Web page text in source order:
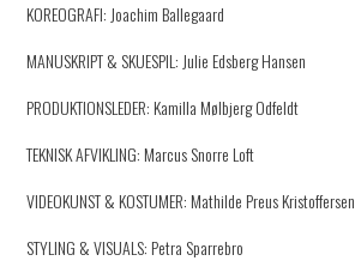
KOREOGRAFI: Joachim Ballegaard
MANUSKRIPT & SKUESPIL: Julie Edsberg Hansen
PRODUKTIONSLEDER: Kamilla Mølbjerg Odfeldt
TEKNISK AFVIKLING: Marcus Snorre Loft
VIDEOKUNST & KOSTUMER: Mathilde Preus Kristoffersen
STYLING & VISUALS: Petra Sparrebro